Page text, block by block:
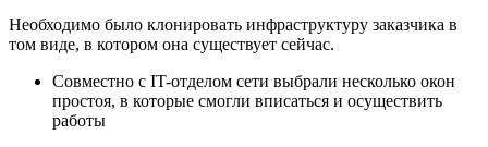
Необходимо было клонировать инфраструктуру заказчика в
том виде, в котором она существует сейчас.
Совместно с IT-отделом сети выбрали несколько окон
простоя, в которые смогли вписаться и осуществить
работы